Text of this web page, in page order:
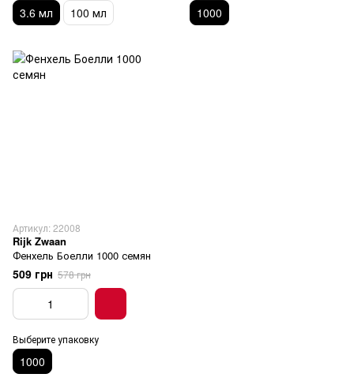
3.6 мл 100 мл 1000
Артикул: 22008
Rijk Zwaan
Фенхель Боелли 1000 семян
509 грн 578 грн
Выберите упаковку
1000